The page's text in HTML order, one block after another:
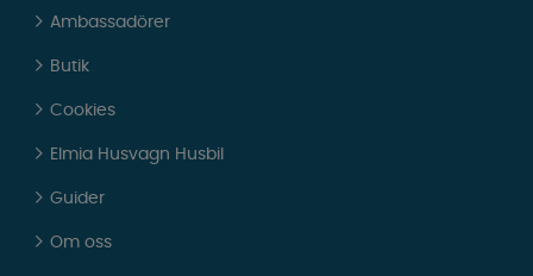
Ambassadörer
Butik
Cookies
Elmia Husvagn Husbil
Guider
Om oss